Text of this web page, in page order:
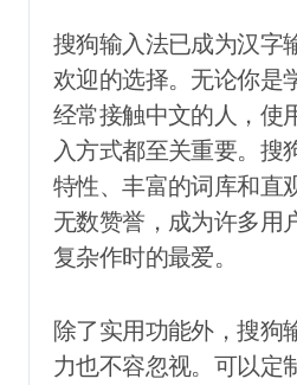
搜狗输入法已成为汉字
欢迎的选择。无论你是
经常接触中文的人，使
入方式都至关重要。搜
特性、丰富的词库和直
无数赞誉，成为许多用
复杂作时的最爱。
除了实用功能外，搜狗
力也不容忽视。可以定